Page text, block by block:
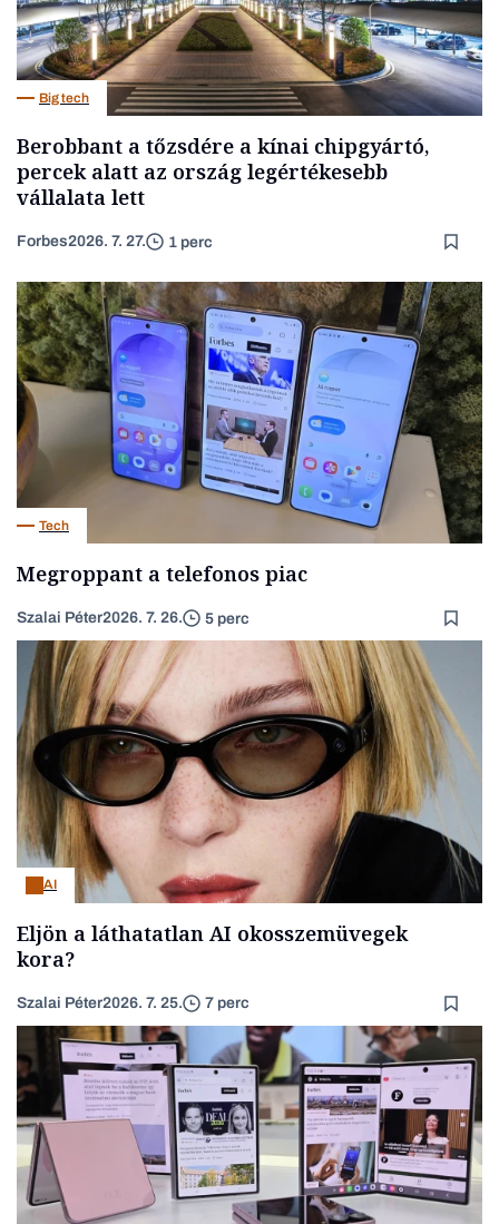
Big tech
Berobbant a tőzsdére a kínai chipgyártó,
percek alatt az ország legértékesebb
vállalata lett
Forbes2026. 7. 27. 1 perc
Tech
Megroppant a telefonos piac
Szalai Péter2026. 7. 26. 5 perc
AI
Eljön a láthatatlan AI okosszemüvegek
kora?
Szalai Péter2026. 7. 25. 7 perc